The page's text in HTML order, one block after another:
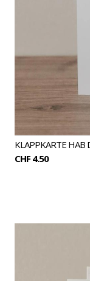
KLAPPKARTE HAB
CHF 4.50